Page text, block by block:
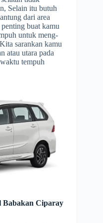
Selain itu butuh
dari area
buat kamu
untuk meng-
sarankan kamu
atau utara pada
tempuh
Babakan Ciparay